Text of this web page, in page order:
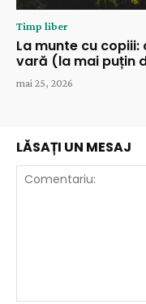
Timp liber
La munte cu
vară (la mai puțin
mai 25, 2026
LĂSAȚI UN MESAJ